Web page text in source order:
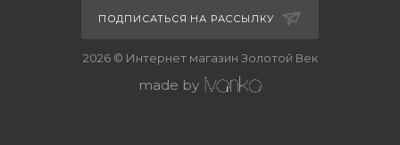
ПОДПИСАТЬСЯ НА РАССЫЛКУ
2026 © Интернет магазин Золотой Век
made by